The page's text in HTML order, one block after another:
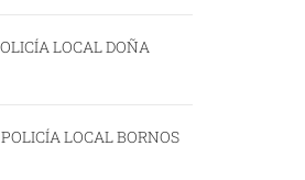
LOCAL DOÑA
LOCAL BORNOS